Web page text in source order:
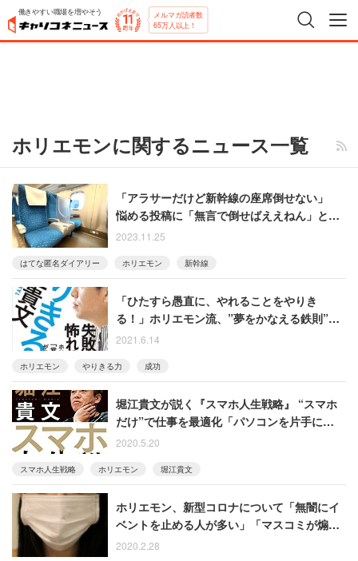
働きやすい職場を増やそう メルマガ読者数
65万人以上！
ホリエモンに関するニュース一覧
「アラサーだけど新幹線の座席倒せない」
悩める投稿に「無言で倒せばええねん」とい
う意見
2023.11.25
はてな匿名ダイアリー ホリエモン 新幹線
「ひたすら愚直に、やれることをやりき
る！」ホリエモン流、”夢をかなえる鉄則”を
教えるビジネス書『やりきる力』
2021.6.14
ホリエモン やりきる力 成功
堀江貴文が説く『スマホ人生戦略』 “スマホ
だけ”で仕事を最適化「パソコンを片手にウロ
ウロする時代は終わった」
2020.5.20
スマホ人生戦略 ホリエモン 堀江貴文
ホリエモン、新型コロナについて「無闇にイ
ベントを止める人が多い」「マスコミが煽り
すぎ」と持論
2020.2.28